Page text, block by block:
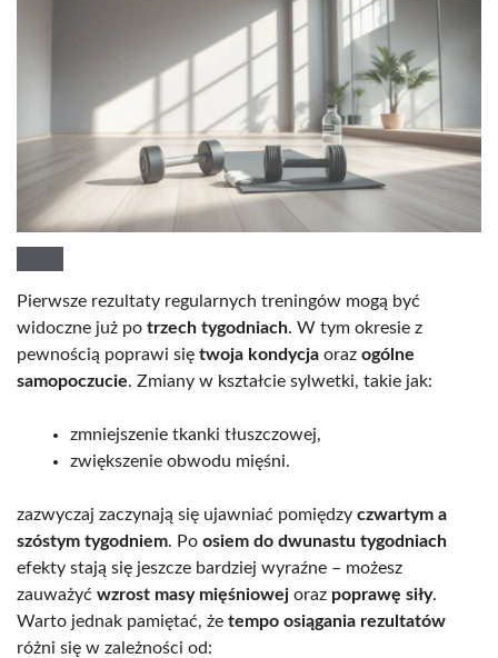
Pierwsze rezultaty regularnych treningów mogą być
widoczne już po trzech tygodniach. W tym okresie z
pewnością poprawi się twoja kondycja oraz ogólne
samopoczucie. Zmiany w kształcie sylwetki, takie jak:
zmniejszenie tkanki tłuszczowej,
zwiększenie obwodu mięśni.
zazwyczaj zaczynają się ujawniać pomiędzy czwartym a
szóstym tygodniem. Po osiem do dwunastu tygodniach
efekty stają się jeszcze bardziej wyraźne – możesz
zauważyć wzrost masy mięśniowej oraz poprawę siły.
Warto jednak pamiętać, że tempo osiągania rezultatów
różni się w zależności od: